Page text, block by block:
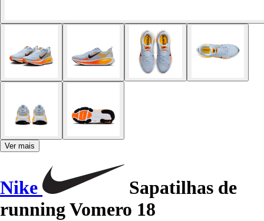
Ver mais
Nike
Sapatilhas de
running Vomero 18